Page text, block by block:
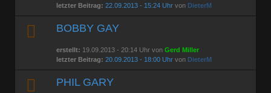
letzter Beitrag: 22.09.2013 - 15:24 Uhr von DieterM
BOBBY GAY
erstellt: 19.09.2013 - 20:14 Uhr vonGerd Miller
letzter Beitrag: 20.09.2013 - 18:00 Uhr von DieterM
PHIL GARY